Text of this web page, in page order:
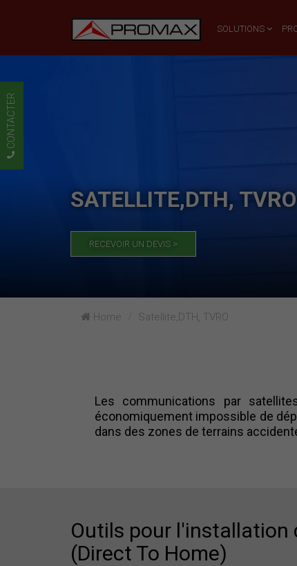
SOLUTIONS
SATELLITE,DTH, TVRO
RECEVOIR UN DEVIS >
Home Satellite,DTH, TVRO
Les communications par
économiquement impossible de
dans des zones de terrains
Outils pour l'installation
(Direct To Home)
CONTACTER